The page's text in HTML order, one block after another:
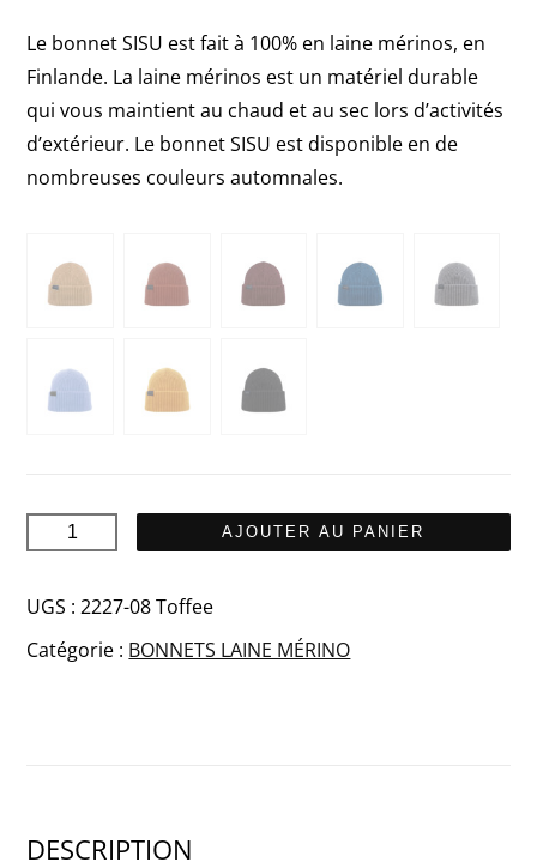
Le bonnet SISU est fait à 100% en laine mérinos, en
Finlande. La laine mérinos est un matériel durable
qui vous maintient au chaud et au sec lors d’activités
d’extérieur. Le bonnet SISU est disponible en de
nombreuses couleurs automnales.
quantité
SISU
bonnet
AJOUTER AU PANIER
UGS :2227-08 Toffee
Catégorie : BONNETS LAINE MÉRINO
DESCRIPTION